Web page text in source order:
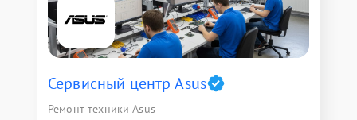
Сервисный центр Asus
Ремонт техники Asus